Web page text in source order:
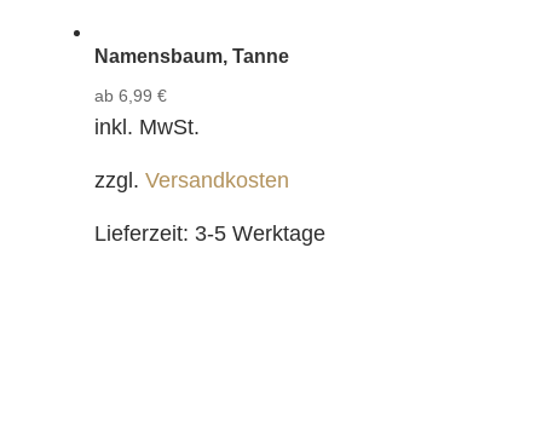
Namensbaum, Tanne
ab 6,99 €
inkl. MwSt.
zzgl. Versandkosten
Lieferzeit: 3-5 Werktage